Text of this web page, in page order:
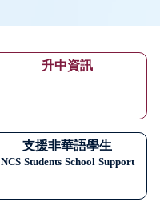
升中資訊
支援非華語學生
NCS Students School Support